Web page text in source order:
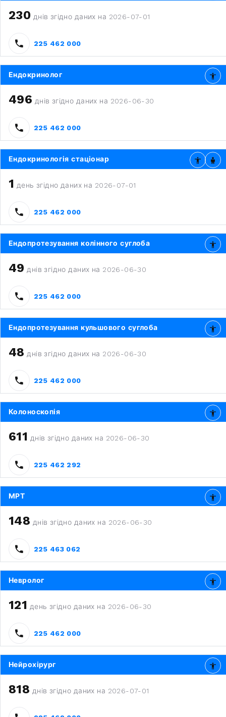
230 днів згідно даних на 2026-07-01
225 462 000
Ендокринолог
496 днів згідно даних на 2026-06-30
225 462 000
Ендокринологія стаціонар
1 день згідно даних на 2026-07-01
225 462 000
Ендопротезування колінного суглоба
49 днів згідно даних на 2026-06-30
225 462 000
Ендопротезування кульшового суглоба
48 днів згідно даних на 2026-06-30
225 462 000
Колоноскопія
611 днів згідно даних на 2026-06-30
225 462 292
МРТ
148 днів згідно даних на 2026-06-30
225 463 062
Невролог
121 день згідно даних на 2026-06-30
225 462 000
Нейрохірург
818 днів згідно даних на 2026-07-01